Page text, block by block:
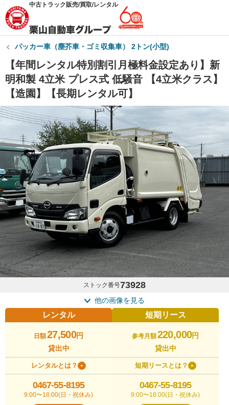
中古トラック販売/買取/レンタル
パッカー車（塵芥車・ゴミ収集車） 2トン(小型)
【年間レンタル特別割引月極料金設定あり】新
明和製 4立米 プレス式 低騒音 【4立米クラス】
【造園】【長期レンタル可】
ストック番号73928
他の画像を見る
レンタル
日額27,500円
貸出中
レンタルとは？
0467-55-8195
9:00〜18:00(日・祝休み)
短期リース
参考月額220,000円
貸出中
短期リースとは？
0467-55-8195
9:00〜18:00(日・祝休み)